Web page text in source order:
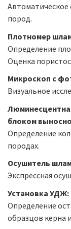
Автоматическое
пород.
Плотномер
Определение
Оценка
Микроскоп с
Визуальное
блоком
Определение
породах.
Осушитель
Экспрессная
Установка УДЖ:
Определение
образцов керна